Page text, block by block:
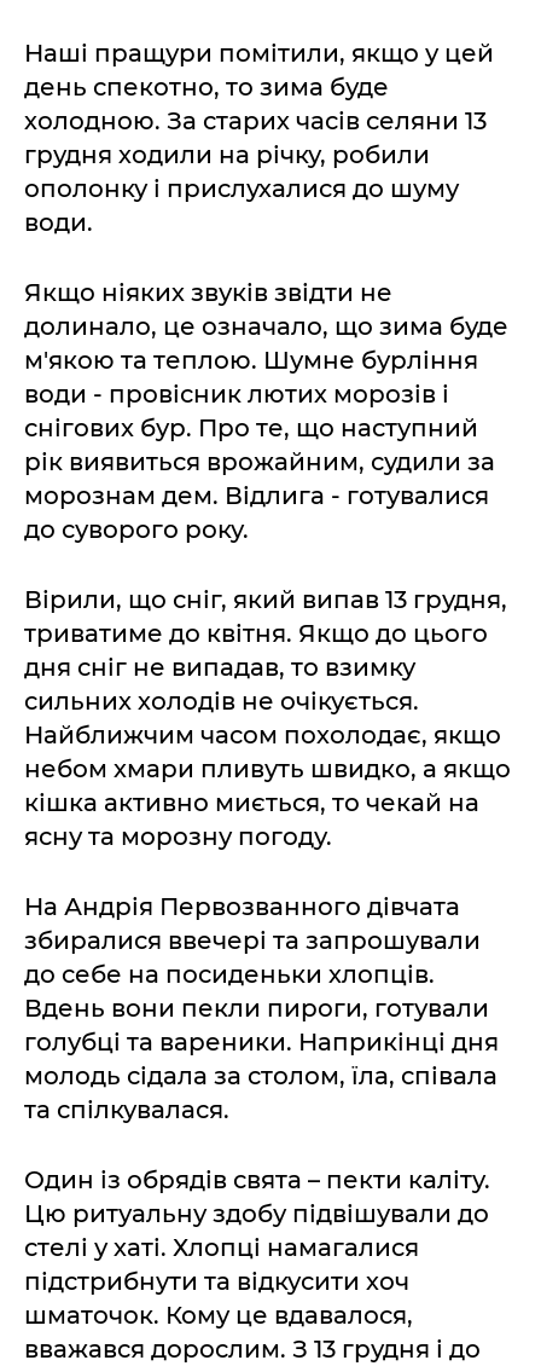
Наші пращури помітили, якщо у цей
день спекотно, то зима буде
холодною. За старих часів селяни 13
грудня ходили на річку, робили
ополонку і прислухалися до шуму
води.
Якщо ніяких звуків звідти не
долинало, це означало, що зима буде
м'якою та теплою. Шумне бурління
води - провісник лютих морозів і
снігових бур. Про те, що наступний
рік виявиться врожайним, судили за
морознам дем. Відлига - готувалися
до суворого року.
Вірили, що сніг, який випав 13 грудня,
триватиме до квітня. Якщо до цього
дня сніг не випадав, то взимку
сильних холодів не очікується.
Найближчим часом похолодає, якщо
небом хмари пливуть швидко, а якщо
кішка активно миється, то чекай на
ясну та морозну погоду.
На Андрія Первозванного дівчата
збиралися ввечері та запрошували
до себе на посиденьки хлопців.
Вдень вони пекли пироги, готували
голубці та вареники. Наприкінці дня
молодь сідала за столом, їла, співала
та спілкувалася.
Один із обрядів свята – пекти каліту.
Цю ритуальну здобу підвішували до
стелі у хаті. Хлопці намагалися
підстрибнути та відкусити хоч
шматочок. Кому це вдавалося,
вважався дорослим. З 13 грудня і до